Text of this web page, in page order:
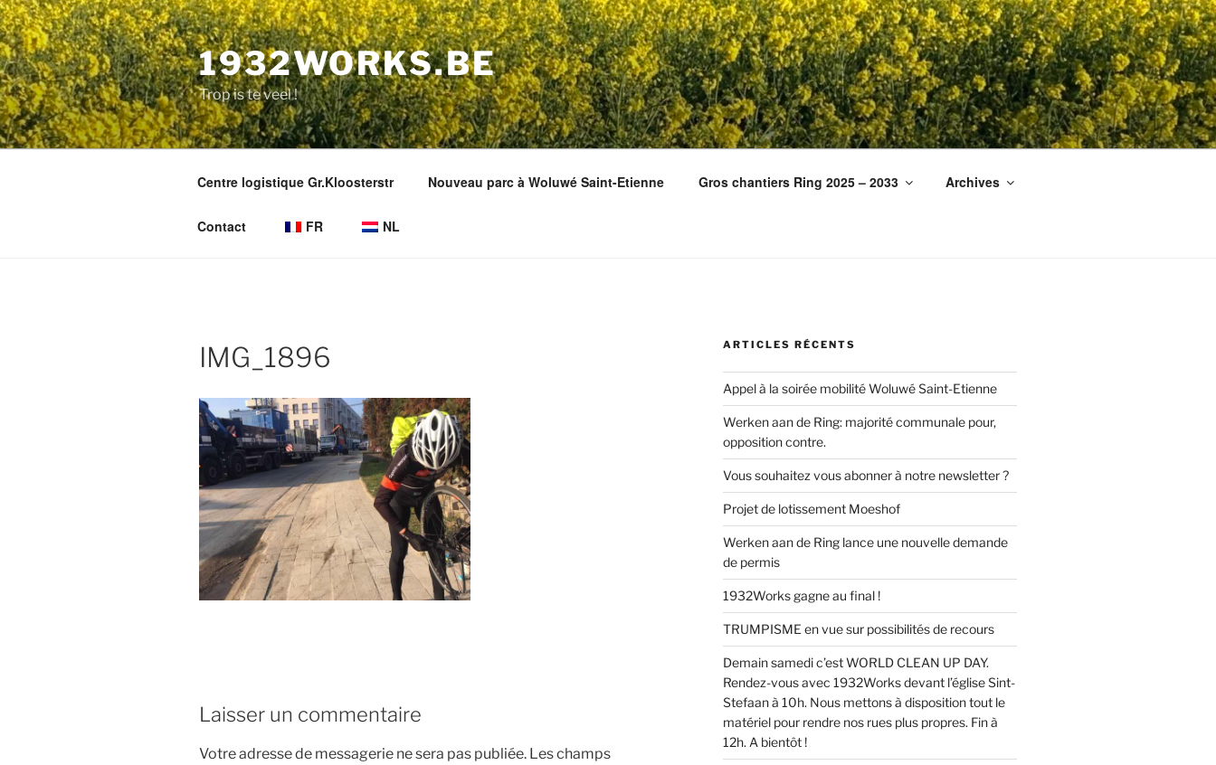
Aller
au
contenu
principal
1932WORKS.BE
Trop is te veel !
Centre logistique Gr.Kloosterstr Nouveau parc à Woluwé Saint-Etienne Gros chantiers Ring 2025 – 2033 Archives
Contact FR NL
IMG_1896
Laisser un commentaire
Votre adresse de messagerie ne sera pas publiée. Les champs
ARTICLES RÉCENTS
Appel à la soirée mobilité Woluwé Saint-Etienne
Werken aan de Ring: majorité communale pour,
opposition contre.
Vous souhaitez vous abonner à notre newsletter ?
Projet de lotissement Moeshof
Werken aan de Ring lance une nouvelle demande
de permis
1932Works gagne au final !
TRUMPISME en vue sur possibilités de recours
Demain samedi c’est WORLD CLEAN UP DAY.
Rendez-vous avec 1932Works devant l’église Sint-
Stefaan à 10h. Nous mettons à disposition tout le
matériel pour rendre nos rues plus propres. Fin à
12h. A bientôt !